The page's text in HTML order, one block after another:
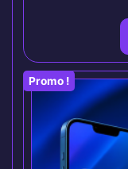
Promo !